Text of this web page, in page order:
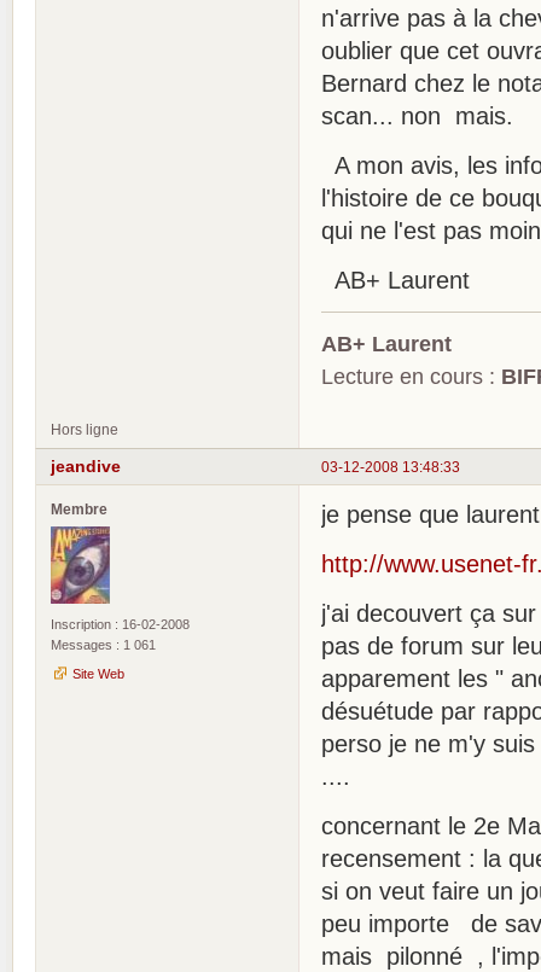
n'arrive pas à la
oublier que cet
Bernard chez le
scan... non mais.
A mon avis, les
l'histoire de ce
qui ne l'est pas
AB+ Laurent
AB+ Laurent
Lecture en cours :
Hors ligne
03-12-2008 13:48:33
jeandive
Membre
Inscription : 16-02-2008
Messages : 1 061
Site Web
je pense que
http://www.usenet-
j'ai decouvert ça
pas de forum sur
apparement les "
désuétude par
perso je ne m'y
....
concernant le 2e
recensement : la
si on veut faire un
peu importe de
mais pilonné ,